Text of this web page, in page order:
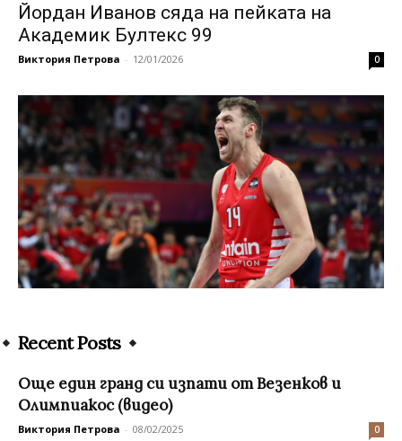
Йордан Иванов сяда на пейката на
Академик Бултекс 99
Виктория Петрова - 12/01/2026 0
Recent Posts
Още един гранд си изпати от Везенков и
Олимпиакос (видео)
Виктория Петрова - 08/02/2025 0